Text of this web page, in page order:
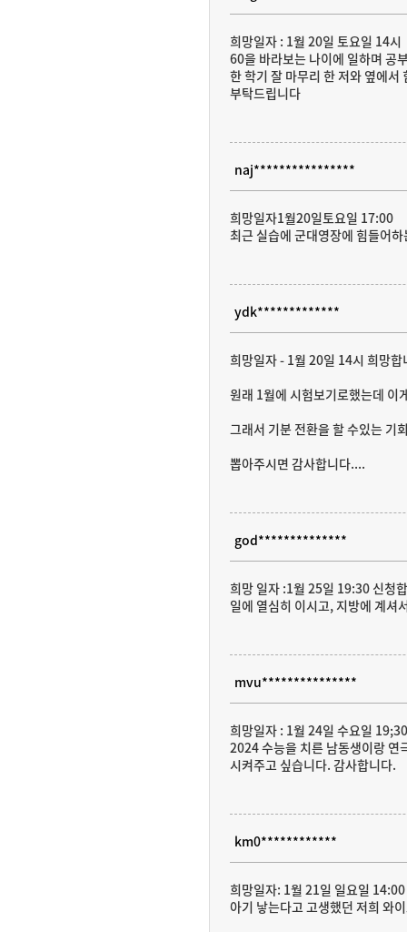
희망일자 : 1월 20일 토요일 14시
60을 바라보는 나이에 일하며 공
한 학기 잘 마무리 한 저와 옆에
부탁드립니다
naj****************
희망일자1월20일토요일 17:00
최근 실습에 군대영장에 힘들어
ydk*************
희망일자 - 1월 20일 14시 희망합
원래 1월에 시험보기로했는데 이
그래서 기분 전환을 할 수있는 기
뽑아주시면 감사합니다....
god**************
희망 일자 :1월 25일 19:30 신청
일에 열심히 이시고, 지방에 계셔
mvu***************
희망일자 : 1월 24일 수요일
2024 수능을 치른 남동생이랑 연
시켜주고 싶습니다. 감사합니다.
km0************
희망일자: 1월 21일 일요일
아기 낳는다고 고생했던 저희 와